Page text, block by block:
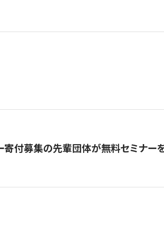
寄付募集の先輩団体が無料セミナー